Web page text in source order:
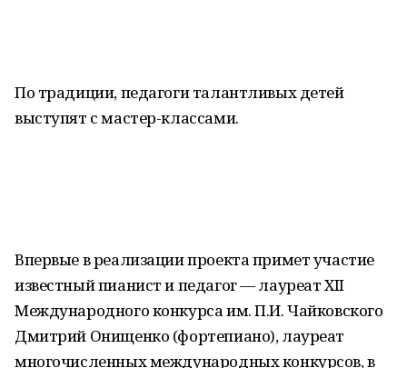
По традиции, педагоги талантливых детей
выступят с мастер-классами.
Впервые в реализации проекта примет участие
известный пианист и педагог — лауреат XII
Международного конкурса им. П.И. Чайковского
Дмитрий Онищенко (фортепиано), лауреат
многочисленных международных конкурсов, в